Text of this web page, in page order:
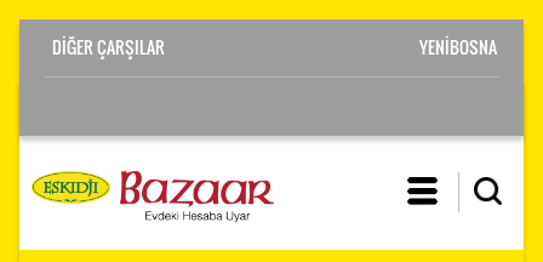
YENİBOSNA